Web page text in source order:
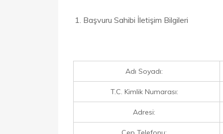
Başvuru Sahibi İletişim Bilgileri
Adı Soyadı:
T.C. Kimlik Numarası:
Adresi: